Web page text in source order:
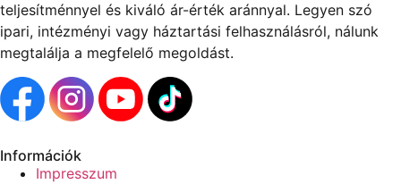
teljesítménnyel és kiváló ár-érték aránnyal. Legyen szó
ipari, intézményi vagy háztartási felhasználásról, nálunk
megtalálja a megfelelő megoldást.
Információk
Impresszum